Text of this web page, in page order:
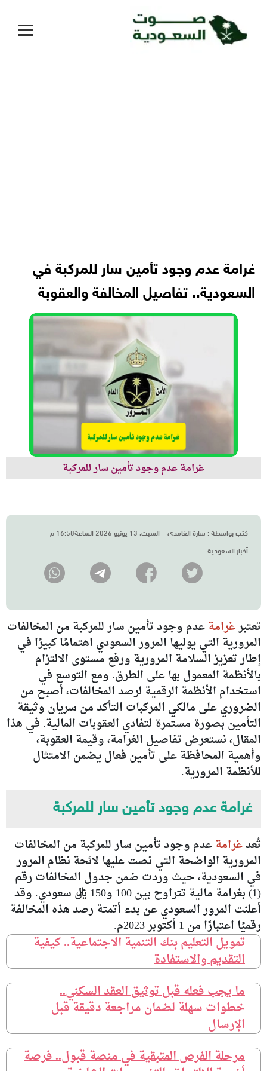
غرامة عدم وجود تأمين سار للمركبة في
السعودية.. تفاصيل المخالفة والعقوبة
غرامة عدم وجود تأمين سار للمركبة
كتب بواسطة : سارة الغامدي
السبت، 13 يونيو 2026 الساعة16:58 م
أخبار السعودية
تعتبرغرامةعدم وجود تأمين سار للمركبة من المخالفات
المرورية التي يوليها المرور السعودي اهتمامًا كبيرًا في
إطار تعزيز السلامة المرورية ورفع مستوى الالتزام
بالأنظمة المعمول بها على الطرق. ومع التوسع في
استخدام الأنظمة الرقمية لرصد المخالفات، أصبح من
الضروري على مالكي المركبات التأكد من سريان وثيقة
التأمين بصورة مستمرة لتفادي العقوبات المالية. في هذا
المقال، نستعرض تفاصيل الغرامة، وقيمة العقوبة،
وأهمية المحافظة على تأمين فعال يضمن الامتثال
للأنظمة المرورية.
غرامة عدم وجود تأمين سار للمركبة
تُعدغرامةعدم وجود تأمين سار للمركبة من المخالفات
المرورية الواضحة التي نصت عليها لائحة نظام المرور
في السعودية، حيث وردت ضمن جدول المخالفات رقم
(1) بغرامة مالية تتراوح بين 100 و150 ريال سعودي. وقد
أعلنت المرور السعودي عن بدء أتمتة رصد هذه المخالفة
رقميًا اعتبارًا من 1 أكتوبر 2023م.
تمويل التعليم بنك التنمية الاجتماعية.. كيفية
التقديم والاستفادة
ما يجب فعله قبل توثيق العقد السكني..
خطوات سهلة لضمان مراجعة دقيقة قبل
الإرسال
مرحلة الفرص المتبقية في منصة قبول.. فرصة